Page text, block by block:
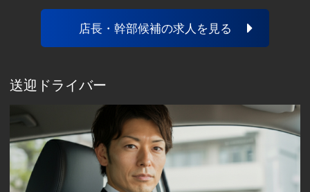
店長・幹部候補の求人を見る
送迎ドライバー